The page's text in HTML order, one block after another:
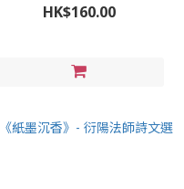
HK$160.00